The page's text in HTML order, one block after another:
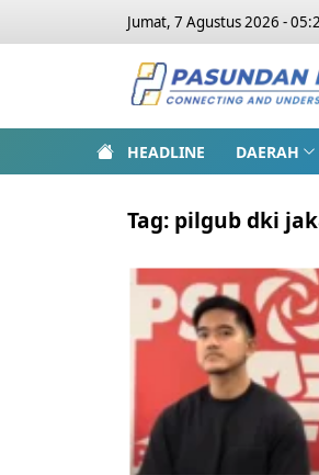
Jumat, 7 Agustus 2026 -
HEADLINE DAERAH
Tag: pilgub dki